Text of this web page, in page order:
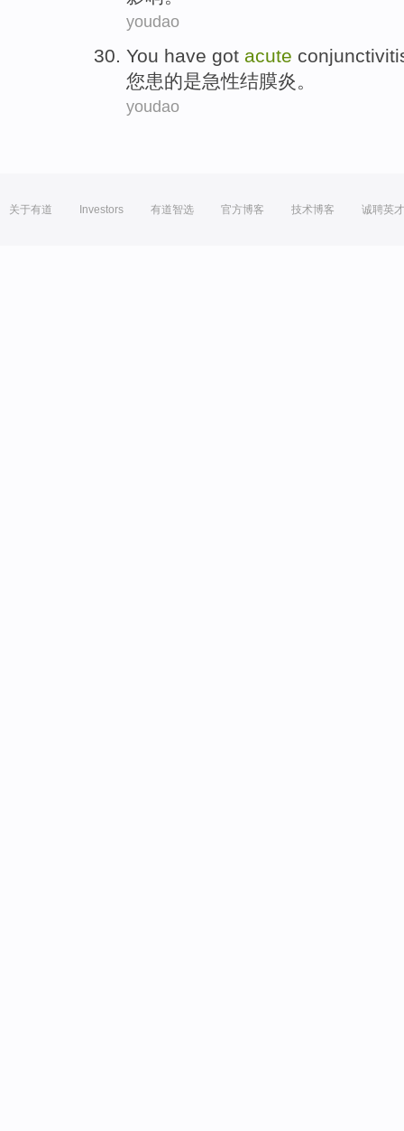
youdao
You have got acute
您患的是急性结膜炎。
youdao
关于有道 Investors 有道智选 官方博客 技术博客 诚聘英才